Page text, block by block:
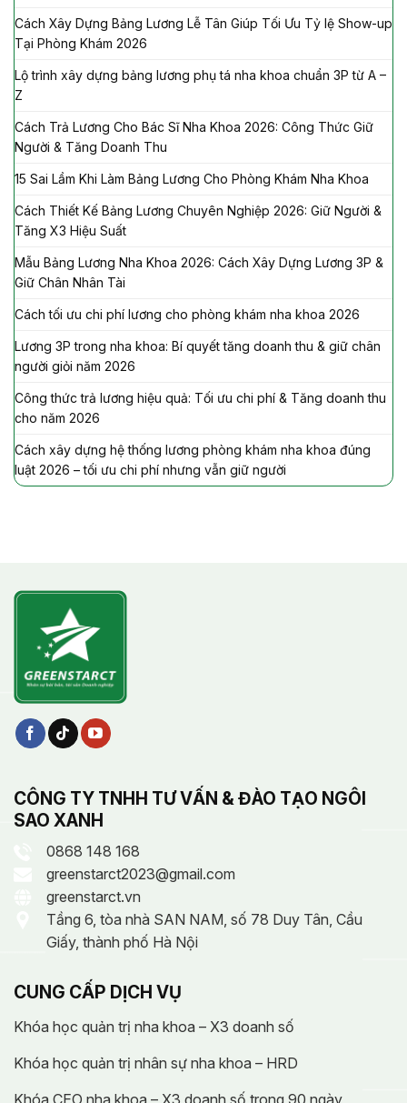
Cách Xây Dựng Bảng Lương Lễ Tân Giúp Tối Ưu Tỷ lệ Show-up
Tại Phòng Khám 2026
Lộ trình xây dựng bảng lương phụ tá nha khoa chuẩn 3P từ A –
Z
Cách Trả Lương Cho Bác Sĩ Nha Khoa 2026: Công Thức Giữ
Người & Tăng Doanh Thu
15 Sai Lầm Khi Làm Bảng Lương Cho Phòng Khám Nha Khoa
Cách Thiết Kế Bảng Lương Chuyên Nghiệp 2026: Giữ Người &
Tăng X3 Hiệu Suất
Mẫu Bảng Lương Nha Khoa 2026: Cách Xây Dựng Lương 3P &
Giữ Chân Nhân Tài
Cách tối ưu chi phí lương cho phòng khám nha khoa 2026
Lương 3P trong nha khoa: Bí quyết tăng doanh thu & giữ chân
người giỏi năm 2026
Công thức trả lương hiệu quả: Tối ưu chi phí & Tăng doanh thu
cho năm 2026
Cách xây dựng hệ thống lương phòng khám nha khoa đúng
luật 2026 – tối ưu chi phí nhưng vẫn giữ người
CÔNG TY TNHH TƯ VẤN & ĐÀO TẠO NGÔI
SAO XANH
0868 148 168
greenstarct2023@gmail.com
greenstarct.vn
Tầng 6, tòa nhà SAN NAM, số 78 Duy Tân, Cầu
Giấy, thành phố Hà Nội
CUNG CẤP DỊCH VỤ
Khóa học quản trị nha khoa – X3 doanh số
Khóa học quản trị nhân sự nha khoa – HRD